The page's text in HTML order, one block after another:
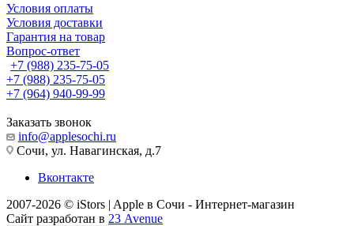
Условия оплаты
Условия доставки
Гарантия на товар
Вопрос-ответ
+7 (988) 235-75-05
+7 (988) 235-75-05
+7 (964) 940-99-99
Заказать звонок
info@applesochi.ru
Сочи, ул. Навагинская, д.7
Вконтакте
2007-2026 © iStors | Apple в Сочи - Интернет-магазин
Сайт разработан в 23 Avenue